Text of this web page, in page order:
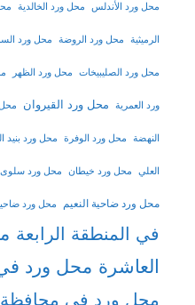
محل ورد الأندلس محل ورد الخالدية
الرميثية محل ورد الروضة محل ورد
محل ورد الصليبيخات محل ورد الظهر
ورد العمرية محل ورد القيروان
النهضة محل ورد الوفرة محل ورد بنيد
العلي محل ورد خيطان محل ورد سلوى
محل ورد ضاحية النعيم محل ورد
في المنطقة الرابعة
العاشرة محل ورد
محل ورد في محافظة